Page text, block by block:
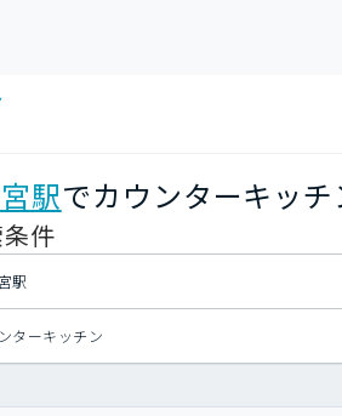
駅でカウンターキッ
件
駅
ターキッチン